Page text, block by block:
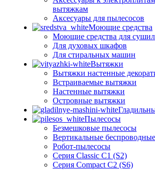
вытяжкам
Аксесуары для пылесосов
Моющие средства
Моющие средства для
Для духовых шкафов
Для стиральных машин
Вытяжки
Вытяжки настенные
Встраиваемые вытяжки
Настенные вытяжки
Островные вытяжки
Пылесосы
Безмешковые пылесосы
Вертикальные
Робот-пылесосы
Серия Classic C1 (S2)
Серия Compact C2 (S6)